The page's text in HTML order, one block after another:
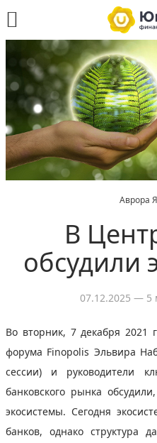
Аврора
В
обсудили
07.12.2025 — 5
Во вторник, 7 декабря 2021
форума Finopolis Эльвира
сессии) и руководители
банковского рынка
экосистемы. Сегодня
банков, однако структура